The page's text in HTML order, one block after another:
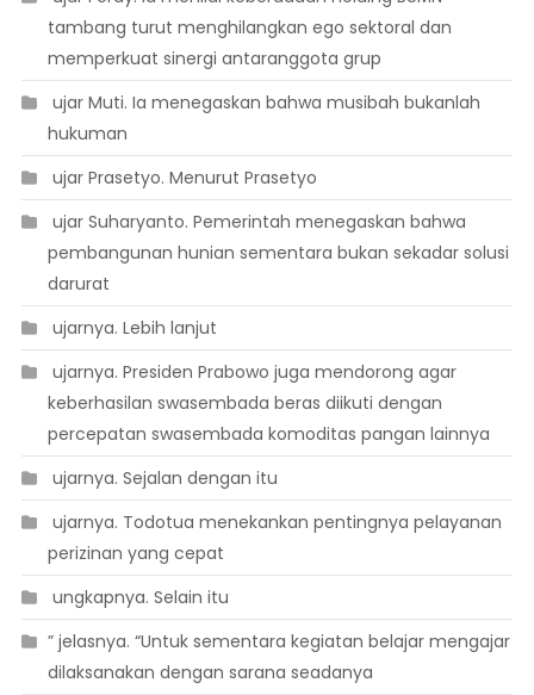
tambang turut menghilangkan ego sektoral dan
memperkuat sinergi antaranggota grup
 ujar Muti. Ia menegaskan bahwa musibah bukanlah
hukuman
 ujar Prasetyo. Menurut Prasetyo
 ujar Suharyanto. Pemerintah menegaskan bahwa
pembangunan hunian sementara bukan sekadar solusi
darurat
 ujarnya. Lebih lanjut
 ujarnya. Presiden Prabowo juga mendorong agar
keberhasilan swasembada beras diikuti dengan
percepatan swasembada komoditas pangan lainnya
 ujarnya. Sejalan dengan itu
 ujarnya. Todotua menekankan pentingnya pelayanan
perizinan yang cepat
 ungkapnya. Selain itu
” jelasnya. “Untuk sementara kegiatan belajar mengajar
dilaksanakan dengan sarana seadanya